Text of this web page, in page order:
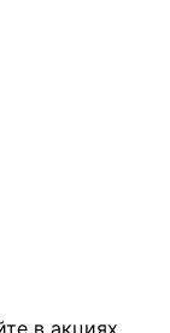
в акциях,